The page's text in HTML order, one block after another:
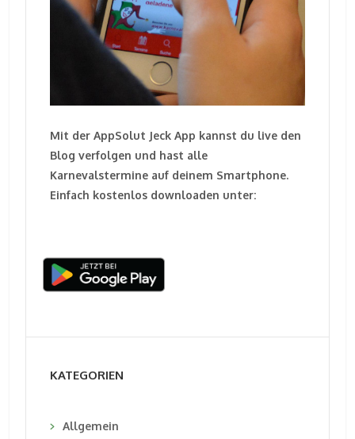
Mit der AppSolut Jeck App kannst du live den
Blog verfolgen und hast alle
Karnevalstermine auf deinem Smartphone.
Einfach kostenlos downloaden unter:
KATEGORIEN
Allgemein